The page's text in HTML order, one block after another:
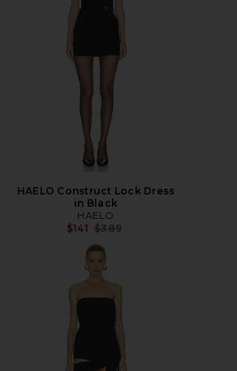
HAELO Construct Lock Dress
in Black
HAELO
$141 前の価格:
$389